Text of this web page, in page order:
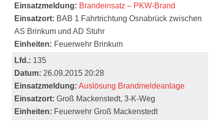
Einsatzmeldung: Brandeinsatz – PKW-Brand
Einsatzort: BAB 1 Fahrtrichtung Osnabrück zwischen
AS Brinkum und AD Stuhr
Einheiten: Feuerwehr Brinkum
Lfd.: 135
Datum: 26.09.2015 20:28
Einsatzmeldung: Auslösung Brandmeldeanlage
Einsatzort: Groß Mackenstedt, 3-K-Weg
Einheiten: Feuerwehr Groß Mackenstedt